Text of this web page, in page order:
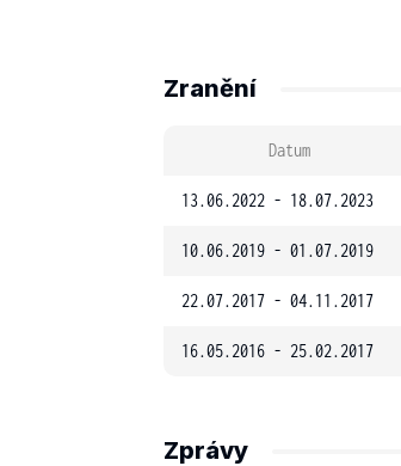
Zranění
Datum
13.06.2022 - 18.07.2023
10.06.2019 - 01.07.2019
22.07.2017 - 04.11.2017
16.05.2016 - 25.02.2017
Zprávy